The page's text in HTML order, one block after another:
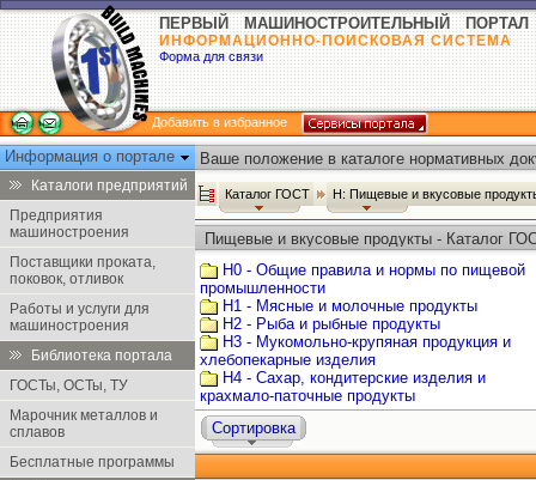
ПЕРВЫЙ МАШИНОСТРОИТЕЛЬНЫЙ ПОРТАЛ
ИНФОРМАЦИОННО-ПОИСКОВАЯ СИСТЕМА
Форма для связи
Добавить в избранное
Информация о портале
Каталоги предприятий
Предприятия
машиностроения
Поставщики проката,
поковок, отливок
Работы и услуги для
машиностроения
Библиотека портала
ГОСТы, ОСТы, ТУ
Марочник металлов и
сплавов
Бесплатные программы
Ваше положение в каталоге нормативных
Каталог ГОСТ Н: Пищевые и вкусовые
Пищевые и вкусовые продукты - Каталог
Н0 - Общие правила и нормы по пищевой
промышленности
Н1 - Мясные и молочные продукты
Н2 - Рыба и рыбные продукты
Н3 - Мукомольно-крупяная продукция и
хлебопекарные изделия
Н4 - Сахар, кондитерские изделия и
крахмало-паточные продукты
Сортировка